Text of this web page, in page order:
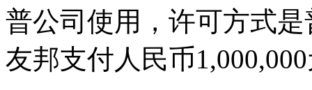
普公司使用，许可方式
友邦支付人民币